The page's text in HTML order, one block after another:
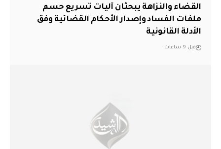
القضاء والنزاهة يبحثان آليات تسريع حسم
ملفات الفساد وإصدار الأحكام القضائية وفق
الأدلة القانونية
قبل 9 ساعات